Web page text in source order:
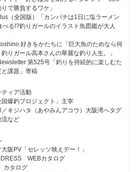
で勝負するワケ」
（全国版）「カンパチは1日に塩ラーメン
べる!?釣りガールのイラスト魚図鑑が大人
好きをかたちに「巨大魚のためなら何
りガール高本さんの華麗な釣り人生。」
第525号「釣りを持続的に楽しむた
課題」寄稿
ィア活動
国爆釣プロジェクト」主宰
キジハタ（あやみんアコウ）大阪湾へタグ
流など
阪PV「セレッソ映えデー！」
DRESS WEBカタログ
タログ